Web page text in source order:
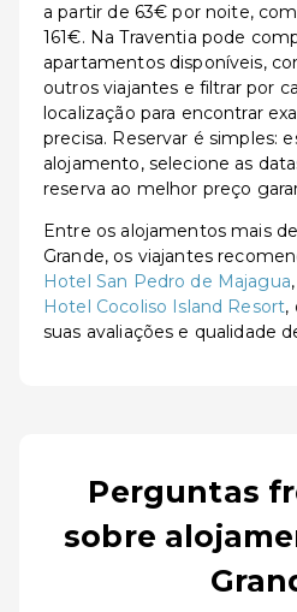
a partir de 63€ por noite,
161€. Na Traventia pode
apartamentos disponíveis,
outros viajantes e filtrar por
localização para encontrar
precisa. Reservar é simples:
alojamento, selecione as
reserva ao melhor preço
Entre os alojamentos mais
Grande, os viajantes
Hotel San Pedro de Majagua,
Hotel Cocoliso Island Resort,
suas avaliações e qualidade
Perguntas
sobre